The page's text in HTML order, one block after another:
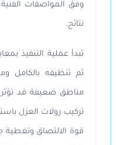
وفق المواصفات
نتائج.
تبدأ عملية التنفيذ
ثم تنظيفه بالكامل
مناطق ضعيفة قد
تركيب رولات العزل
قوة الالتصاق